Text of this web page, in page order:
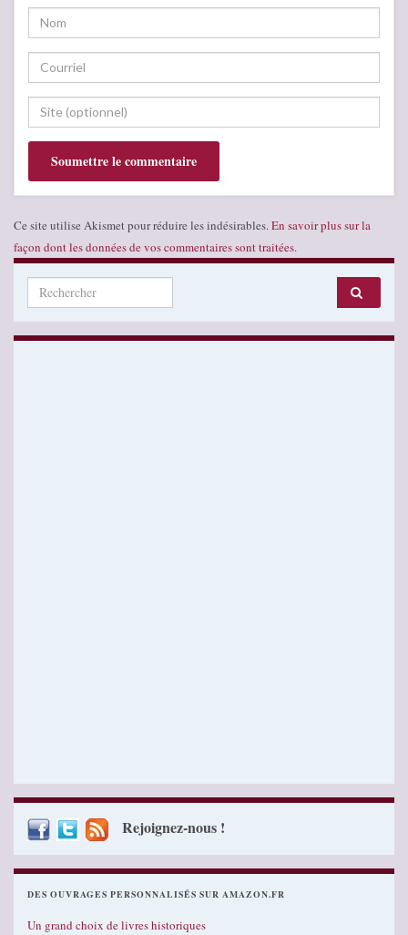
Ce site utilise Akismet pour réduire les indésirables. En savoir plus sur la
façon dont les données de vos commentaires sont traitées.
Search for:
Rejoignez-nous !
DES OUVRAGES PERSONNALISÉS SUR AMAZON.FR
Un grand choix de livres historiques